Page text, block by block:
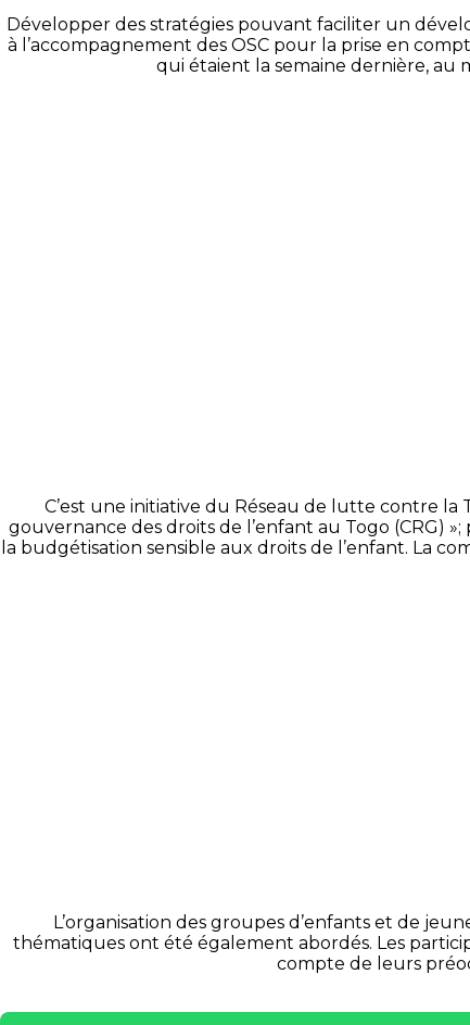
Développer des stratégies pouvant faciliter un
à l’accompagnement des OSC pour la prise en
qui étaient la semaine dernière, au
C’est une initiative du Réseau de lutte contre la
gouvernance des droits de l’enfant au Togo
la budgétisation sensible aux droits de l’enfant. La
L’organisation des groupes d’enfants et de
thématiques ont été également abordés. Les
compte de leurs